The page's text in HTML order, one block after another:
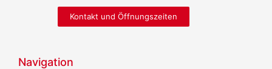
Kontakt und Öffnungszeiten
Navigation